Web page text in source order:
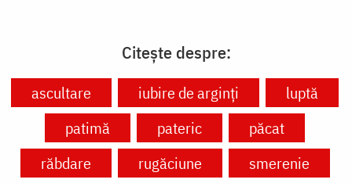
Citește despre:
ascultare iubire de arginți
luptă
patimă
pateric
păcat
răbdare
rugăciune
smerenie